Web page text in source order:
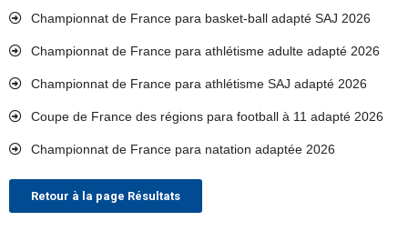
Championnat de France para basket-ball adapté SAJ 2026
Championnat de France para athlétisme adulte adapté 2026
Championnat de France para athlétisme SAJ adapté 2026
Coupe de France des régions para football à 11 adapté 2026
Championnat de France para natation adaptée 2026
Retour à la page Résultats